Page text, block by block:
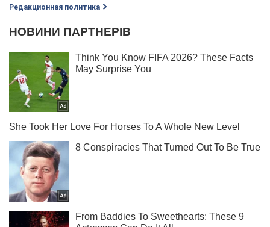
Редакционная политика